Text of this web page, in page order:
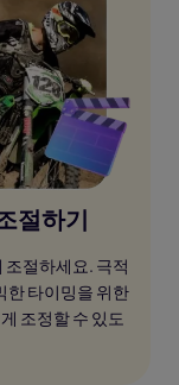
절하기
조절하세요. 극적
한 타이밍을 위한
조정할 수 있도